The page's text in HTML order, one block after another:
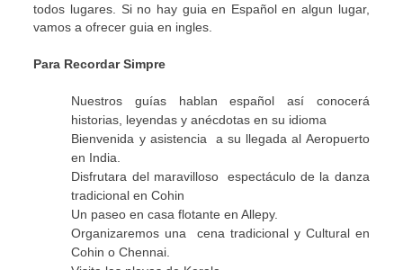
todos lugares. Si no hay guia en Español en algun lugar,
vamos a ofrecer guia en ingles.
Para Recordar Simpre
Nuestros guías hablan español así conocerá
historias, leyendas y anécdotas en su idioma
Bienvenida y asistencia a su llegada al Aeropuerto
en India.
Disfrutara del maravilloso espectáculo de la danza
tradicional en Cohin
Un paseo en casa flotante en Allepy.
Organizaremos una cena tradicional y Cultural en
Cohin o Chennai.